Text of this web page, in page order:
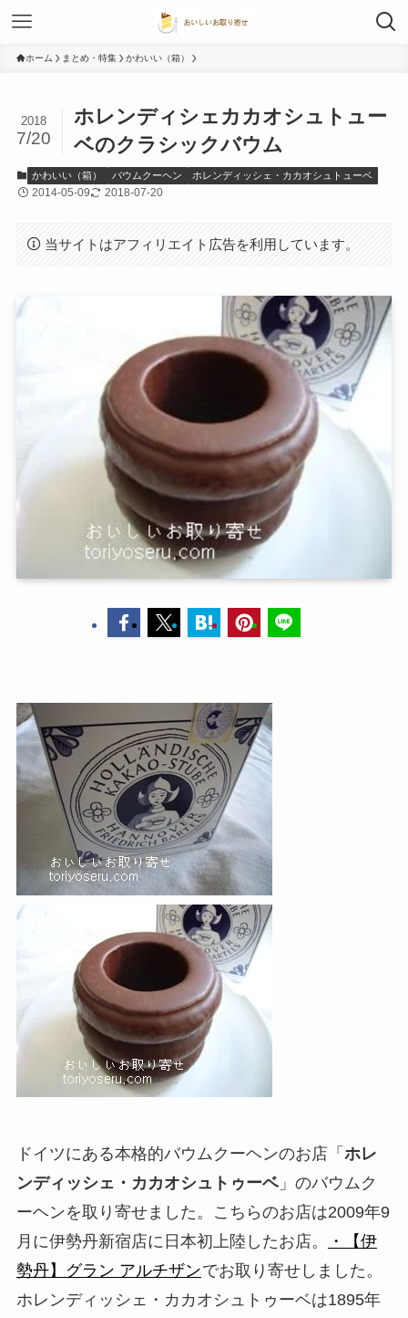
ホーム まとめ・特集 かわいい（箱）
ホレンディシェカカオシュトュー
ベのクラシックバウム
2018
7/20
かわいい（箱） バウムクーヘン ホレンディッシェ・カカオシュトューベ
2014-05-09 2018-07-20
当サイトはアフィリエイト広告を利用しています。
ドイツにある本格的バウムクーヘンのお店「 ホレ
ンディッシェ・カカオシュトゥーベ」のバウムク
ーヘンを取り寄せました。こちらのお店は2009年9
月に伊勢丹新宿店に日本初上陸したお店。
・【伊
勢丹】グラン アルチザンでお取り寄せしました。
ホレンディッシェ・カカオシュトゥーベは1895年